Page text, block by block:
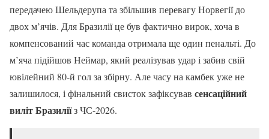
передачею Шельдерупа та збільшив перевагу Норвегії до
двох м’ячів. Для Бразилії це був фактично вирок, хоча в
компенсований час команда отримала ще один пенальті. До
м’яча підійшов Неймар, який реалізував удар і забив свій
ювілейний 80-й гол за збірну. Але часу на камбек уже не
залишилося, і фінальний свисток зафіксував сенсаційний
виліт Бразиліїз ЧС-2026.